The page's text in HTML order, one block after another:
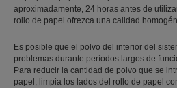
aproximadamente, 24 horas antes de
rollo de papel ofrezca una calidad
Es posible que el polvo del interior del
problemas durante períodos largos de
Para reducir la cantidad de polvo que se
papel, limpia los lados del rollo de papel